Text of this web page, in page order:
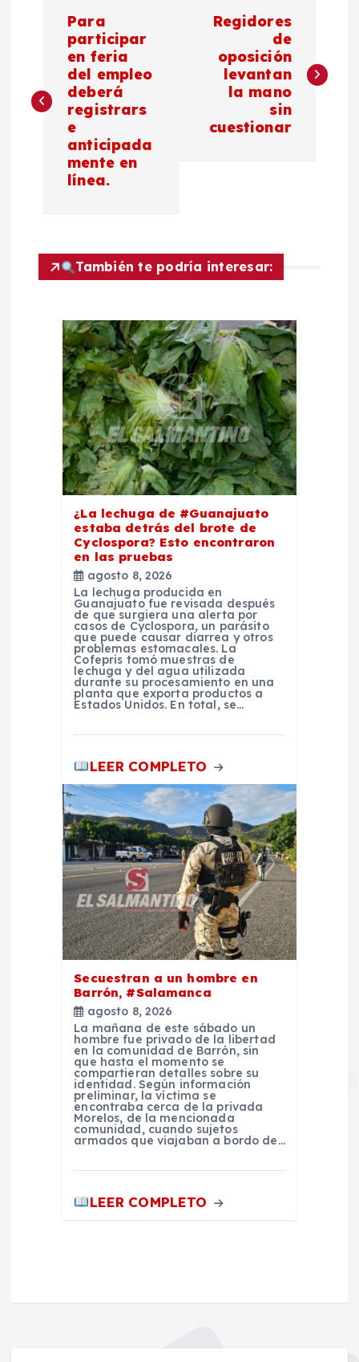
v
e
c
Para
participar
en feria
del empleo
deberá
registrars
e
anticipada
mente en
línea.
Regidores
de
oposición
levantan
la mano
sin
cuestionar
También te podría interesar:
¿La lechuga de #Guanajuato
estaba detrás del brote de
Cyclospora? Esto encontraron
en las pruebas
agosto 8, 2026
La lechuga producida en
Guanajuato fue revisada después
de que surgiera una alerta por
casos de Cyclospora, un parásito
que puede causar diarrea y otros
problemas estomacales. La
Cofepris tomó muestras de
lechuga y del agua utilizada
durante su procesamiento en una
planta que exporta productos a
Estados Unidos. En total, se…
LEER COMPLETO
Secuestran a un hombre en
Barrón, #Salamanca
agosto 8, 2026
La mañana de este sábado un
hombre fue privado de la libertad
en la comunidad de Barrón, sin
que hasta el momento se
compartieran detalles sobre su
identidad. Según información
preliminar, la víctima se
encontraba cerca de la privada
Morelos, de la mencionada
comunidad, cuando sujetos
armados que viajaban a bordo de…
LEER COMPLETO